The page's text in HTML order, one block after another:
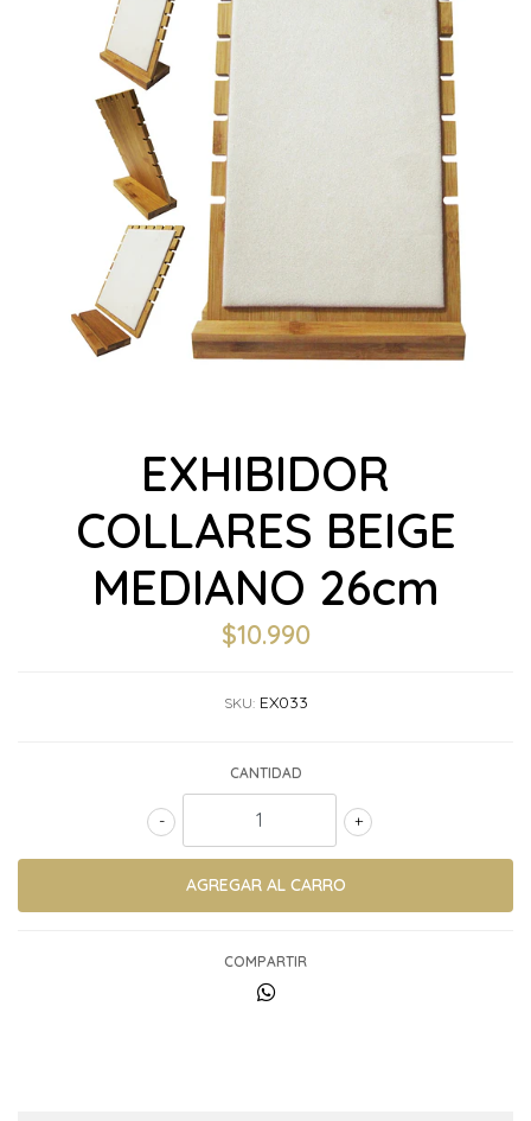
EXHIBIDOR
COLLARES BEIGE
MEDIANO 26cm
$10.990
SKU: EX033
CANTIDAD
+
-
COMPARTIR